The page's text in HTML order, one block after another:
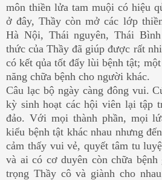
môn thiền lửa tam muội có hiệu
ở đây, Thầy còn mở các lớp
Hà Nội, Thái nguyên, Thái
thức của Thầy đã giúp được rất
có kết qủa tốt đẩy lùi bệnh tật;
năng chữa bệnh cho người khác.
Câu lạc bộ ngày càng đông vui.
kỳ sinh hoạt các hội viên lại tập
đảo. Với mọi thành phần, mọi
kiểu bệnh tật khác nhau nhưng
cảm thấy vui vẻ, quyết tâm tu
và ai có cơ duyên còn chữa
trọng Thầy cô và giành cho